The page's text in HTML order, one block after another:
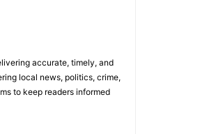
accurate, timely, and
local news, politics, crime,
to keep readers informed